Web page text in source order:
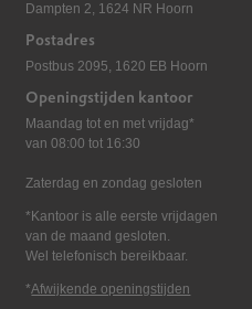
Dampten 2, 1624 NR Hoorn
Postadres
Postbus 2095, 1620 EB Hoorn
Openingstijden kantoor
Maandag tot en met vrijdag*
van 08:00 tot 16:30
Zaterdag en zondag gesloten
*Kantoor is alle eerste vrijdagen
van de maand gesloten.
Wel telefonisch bereikbaar.
*Afwijkende openingstijden